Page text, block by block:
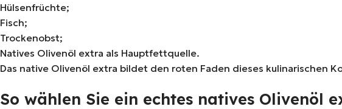
Hülsenfrüchte;
Fisch;
Trockenobst;
Natives Olivenöl extra als Hauptfettquelle.
Das native Olivenöl extra bildet den roten Faden dieses kulinarischen
So wählen Sie ein echtes natives Olivenöl